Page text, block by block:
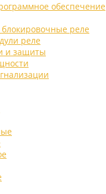
обеспечение
реле
реле
и защиты